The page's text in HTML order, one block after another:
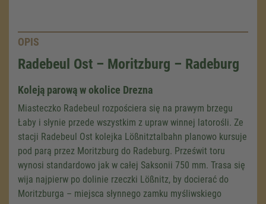
OPIS
Radebeul Ost – Moritzburg – Radeburg
Koleją parową w okolice Drezna
Miasteczko Radebeul rozpościera się na prawym brzegu
Łaby i słynie przede wszystkim z upraw winnej latorośli. Ze
stacji Radebeul Ost kolejka Lößnitztalbahn planowo kursuje
pod parą przez Moritzburg do Radeburg. Prześwit toru
wynosi standardowo jak w całej Saksonii 750 mm. Trasa się
wija najpierw po dolinie rzeczki Lößnitz, by docierać do
Moritzburga – miejsca słynnego zamku myśliwskiego